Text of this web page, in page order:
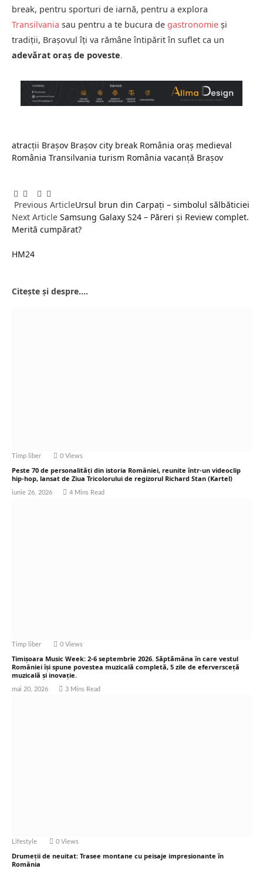
break, pentru sporturi de iarnă, pentru a explora
Transilvania sau pentru a te bucura de gastronomie și
tradiții, Brașovul îți va rămâne întipărit în suflet ca un
adevărat oraș de poveste.
atracții Brașov Brașov city break România oraș medieval
România Transilvania turism România vacanță Brașov
Facebook
Twitter
Pinterest
LinkedIn
Tumblr
Previous ArticleUrsul brun din Carpați – simbolul sălbăticiei
Next Article Samsung Galaxy S24 – Păreri și Review complet.
Merită cumpărat?
HM24
Citește și despre....
Timp liber 0 Views
Peste 70 de personalități din istoria României, reunite într-un videoclip
hip-hop, lansat de Ziua Tricolorului de regizorul Richard Stan (Kartel)
iunie 26, 2026 4 Mins Read
Timp liber 0 Views
Timișoara Music Week: 2-6 septembrie 2026. Săptămâna în care vestul
României își spune povestea muzicală completă, 5 zile de eferversceță
muzicală și inovație.
mai 20, 2026 3 Mins Read
Lifestyle 0 Views
Drumeții de neuitat: Trasee montane cu peisaje impresionante în
România